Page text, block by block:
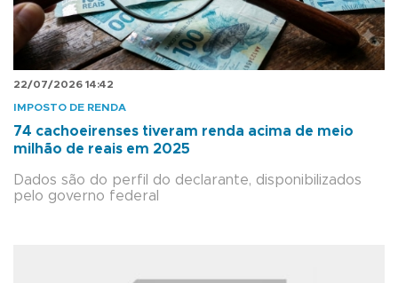
22/07/2026 14:42
IMPOSTO DE RENDA
74 cachoeirenses tiveram renda acima de meio
milhão de reais em 2025
Dados são do perfil do declarante, disponibilizados
pelo governo federal